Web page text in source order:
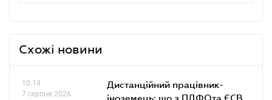
Схожі новини
10.14
7 серпня 2026
Дистанційний працівник-
іноземець: що з ПДФОта ЄСВ